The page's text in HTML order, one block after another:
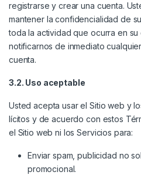
registrarse y crear una cuenta.
mantener la confidencialidad de
toda la actividad que ocurra en su
notificarnos de inmediato
cuenta.
3.2. Uso aceptable
Usted acepta usar el Sitio web y
lícitos y de acuerdo con estos
el Sitio web ni los Servicios para:
Enviar spam, publicidad no
promocional.